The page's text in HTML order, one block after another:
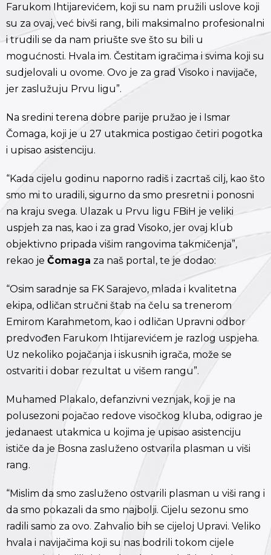
Farukom Ihtijarevićem, koji su nam pružili uslove koji
su za ovaj, već bivši rang, bili maksimalno profesionalni
i trudili se da nam priušte sve što su bili u
mogućnosti. Hvala im. Čestitam igračima i svima koji su
sudjelovali u ovome. Ovo je za grad Visoko i navijače,
jer zaslužuju Prvu ligu”.
Na sredini terena dobre parije pružao je i Ismar
Čomaga, koji je u 27 utakmica postigao četiri pogotka
i upisao asistenciju.
“Kada cijelu godinu naporno radiš i zacrtaš cilj, kao što
smo mi to uradili, sigurno da smo presretni i ponosni
na kraju svega. Ulazak u Prvu ligu FBiH je veliki
uspjeh za nas, kao i za grad Visoko, jer ovaj klub
objektivno pripada višim rangovima takmičenja”,
rekao je Čomaga za naš portal, te je dodao:
“Osim saradnje sa FK Sarajevo, mlada i kvalitetna
ekipa, odličan stručni štab na čelu sa trenerom
Emirom Karahmetom, kao i odličan Upravni odbor
predvođen Farukom Ihtijarevićem je razlog uspjeha.
Uz nekoliko pojačanja i iskusnih igrača, može se
ostvariti i dobar rezultat u višem rangu”.
Muhamed Plakalo, defanzivni veznjak, koji je na
polusezoni pojačao redove visočkog kluba, odigrao je
jedanaest utakmica u kojima je upisao asistenciju
ističe da je Bosna zasluženo ostvarila plasman u viši
rang.
“Mislim da smo zasluženo ostvarili plasman u viši rang i
da smo pokazali da smo najbolji. Cijelu sezonu smo
radili samo za ovo. Zahvalio bih se cijeloj Upravi. Veliko
hvala i navijačima koji su nas bodrili tokom cijele